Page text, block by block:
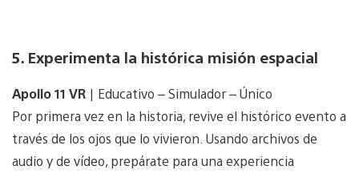
5. Experimenta la histórica misión espacial
Apollo 11 VR | Educativo – Simulador – Único
Por primera vez en la historia, revive el histórico evento a
través de los ojos que lo vivieron. Usando archivos de
audio y de vídeo, prepárate para una experiencia